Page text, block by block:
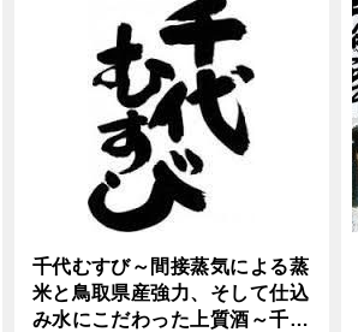
千代むすび～間接蒸気による蒸
米と鳥取県産強力、そして仕込
み水にこだわった上質酒～千代